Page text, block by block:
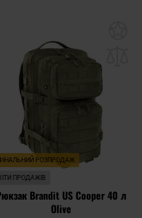
РОЗПРОДАЖ
ПРОДАЖІВ
Brandit US Cooper 40 л
Olive